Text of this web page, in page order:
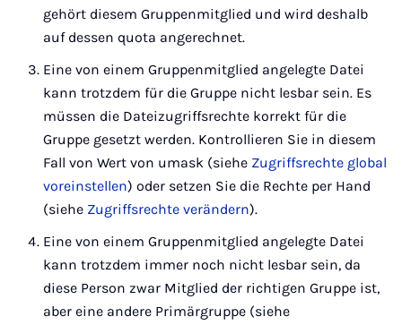
gehört diesem Gruppenmitglied und wird deshalb
auf dessen quota angerechnet.
Eine von einem Gruppenmitglied angelegte Datei
kann trotzdem für die Gruppe nicht lesbar sein. Es
müssen die Dateizugriffsrechte korrekt für die
Gruppe gesetzt werden. Kontrollieren Sie in diesem
Fall von Wert von umask (siehe Zugriffsrechte global
voreinstellen) oder setzen Sie die Rechte per Hand
(siehe Zugriffsrechte verändern).
Eine von einem Gruppenmitglied angelegte Datei
kann trotzdem immer noch nicht lesbar sein, da
diese Person zwar Mitglied der richtigen Gruppe ist,
aber eine andere Primärgruppe (siehe